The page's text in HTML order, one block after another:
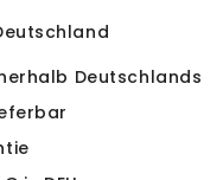
Deutschlands